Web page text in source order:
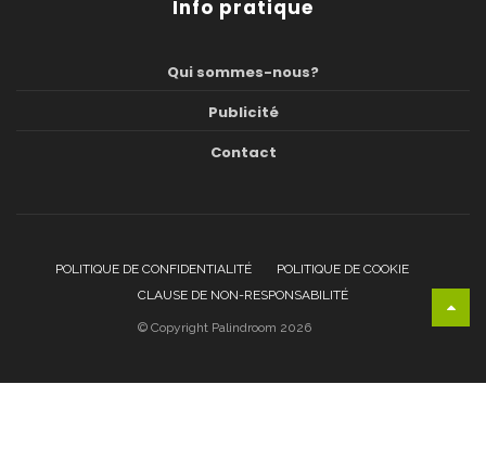
Info pratique
Qui sommes-nous?
Publicité
Contact
POLITIQUE DE CONFIDENTIALITÉ
POLITIQUE DE COOKIE
CLAUSE DE NON-RESPONSABILITÉ
© Copyright Palindroom 2026